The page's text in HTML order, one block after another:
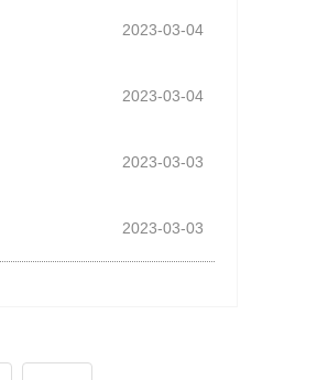
2023-03-04
2023-03-04
2023-03-03
2023-03-03